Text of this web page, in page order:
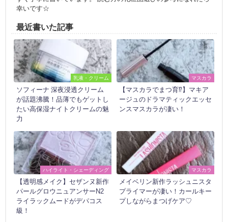
幸いです☆
最近書いた記事
乳液・クリーム
ソフィーナ 深夜浸透クリーム
が話題沸騰！品薄でもゲットし
たい高保湿ナイトクリームの魅
力
マスカラ
【マスカラでまつ育⁉】マキア
ージュのドラマティックエッセ
ンスマスカラが凄い！
ハイライト・シェーディング
【透明感メイク】セザンヌ新作
パールグロウニュアンサーN2
ライラックムードがデパコス
級！
マスカラ
メイベリン新作ラッシュニスタ
プライマーが凄い！カールキー
プしながらまつげケア♡